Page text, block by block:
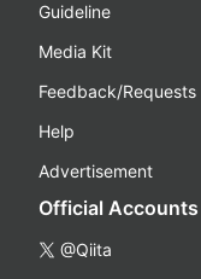
Guideline
Media Kit
Feedback/Requests
Help
Advertisement
Official Accounts
@Qiita